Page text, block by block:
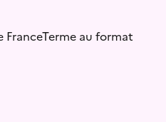
FranceTerme au format